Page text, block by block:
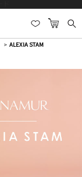
ALEXIA STAM